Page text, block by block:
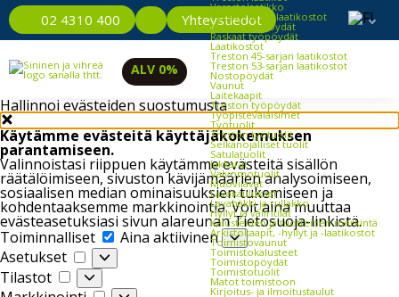
Hallinnoi evästeiden suostumusta
Käytämme evästeitä käyttäjäkokemuksen
parantamiseen.
Valinnoistasi riippuen käytämme evästeitä sisällön
räätälöimiseen, sivuston kävijämäärien analysoimiseen,
sosiaalisen median ominaisuuksien tukemiseen ja
kohdentaaksemme markkinointia. Voit aina muuttaa
evästeasetuksiasi sivun alareunan Tietosuoja-linkistä.
Toiminnalliset
Toiminnalliset
Aina aktiivinen
Asetukset
Asetukset
Tilastot
Tilastot
02 4310 400 Yhteystiedot
Varastolaatikko
Työpöydät ja laatikostot
Kevyet työpöydät
Raskaat työpöydät
Laatikostot
Treston 45-sarjan laatikostot
Treston 53-sarjan laatikostot
Nostopöydät
Vaunut
Laitekaapit
Treston työpöydät
Työpistevalaisimet
Työtuolit
Treston työtuolit
Selkänojalliset tuolit
Satulatuolit
Jakkarat
Valvomotuolit
Muovilavat
Lavakaulukset
Lavahäkki ja rullakko
Hyllyt ja väliritilät
Kalusteiden ja tuotteiden merkintä
Arkistokaapit, -hyllyt ja -laatikostot
Toimistovaunut
Toimistokalusteet
Toimistopöydät
Toimistotuolit
Matot toimistoon
Kirjoitus- ja ilmoitustaulut
ALV 0%